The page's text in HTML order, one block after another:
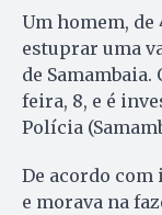
Um homem,
estuprar uma
de
feira, 8, e é
Polícia
De acordo
e morava na